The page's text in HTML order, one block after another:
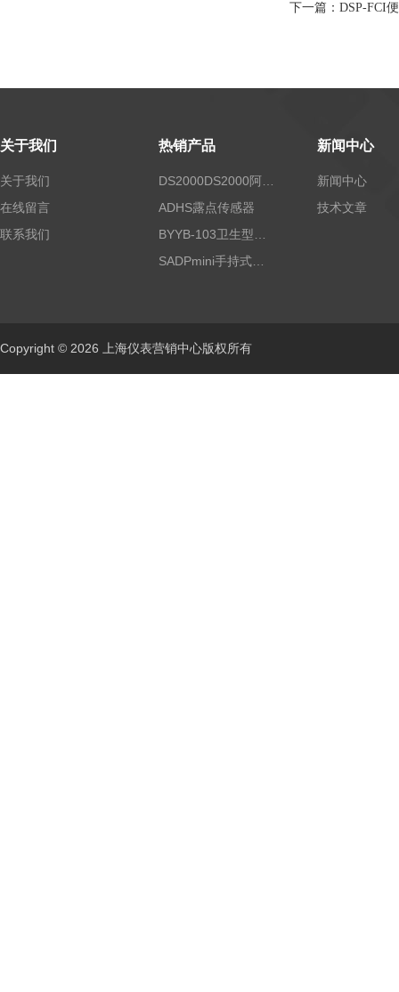
下一篇： DSP-FCI
关于我们
关于我们
在线留言
联系我们
热销产品
ADHS露点传感器
新闻中心
新闻中心
技术文章
Copyright © 2026 上海仪表营销中心版权所有